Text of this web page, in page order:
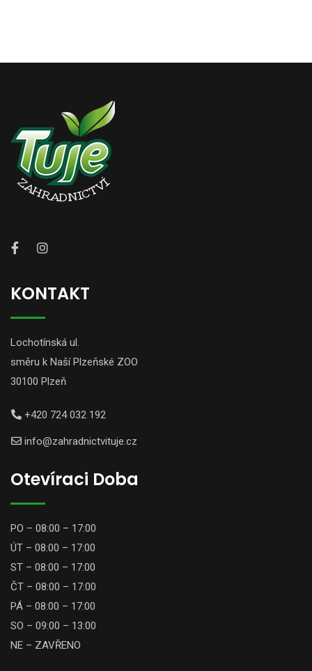
KONTAKT
Lochotínská ul.
směru k Naší Plzeňské ZOO
30100 Plzeň
+420 724 032 192
info@zahradnictvituje.cz
Otevíraci Doba
PO – 08:00 – 17:00
ÚT – 08:00 – 17:00
ST – 08:00 – 17:00
ČT – 08:00 – 17:00
PÁ – 08:00 – 17:00
SO – 09:00 – 13:00
NE – ZAVŘENO